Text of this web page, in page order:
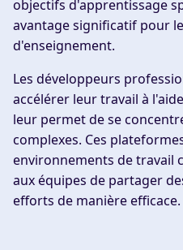
objectifs d'apprentissage
avantage significatif pour
d'enseignement.
Les développeurs
accélérer leur travail à
leur permet de se
complexes. Ces
environnements de travail
aux équipes de partager
efforts de manière efficace.